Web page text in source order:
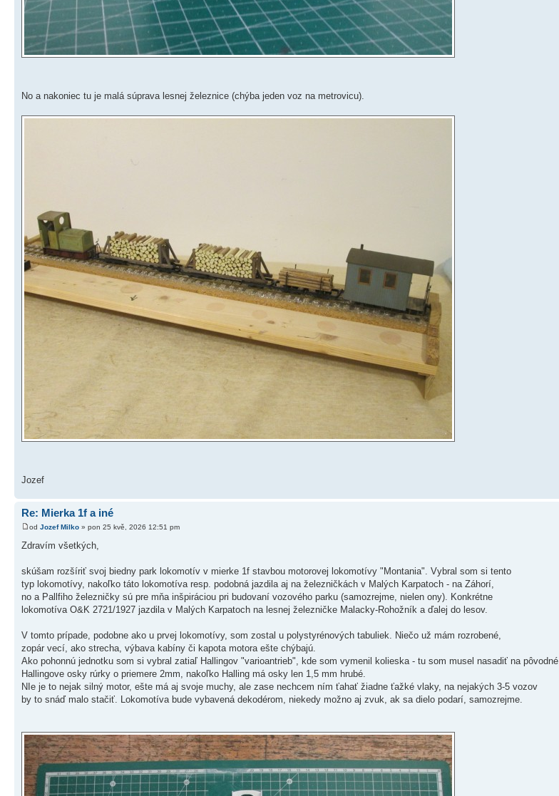
No a nakoniec tu je malá súprava lesnej železnice (chýba jeden voz na metrovicu).
Jozef
Re: Mierka 1f a iné
od Jozef Milko » pon 25 kvě, 2026 12:51 pm
Zdravím všetkých,
skúšam rozšíriť svoj biedny park lokomotív v mierke 1f stavbou motorovej lokomotívy "Montania". Vybral som si tento
typ lokomotívy, nakoľko táto lokomotíva resp. podobná jazdila aj na železničkách v Malých Karpatoch - na Záhorí,
no a Pallfiho železničky sú pre mňa inšpiráciou pri budovaní vozového parku (samozrejme, nielen ony). Konkrétne
lokomotíva O&K 2721/1927 jazdila v Malých Karpatoch na lesnej železničke Malacky-Rohožník a ďalej do lesov.
V tomto prípade, podobne ako u prvej lokomotívy, som zostal u polystyrénových tabuliek. Niečo už mám rozrobené,
zopár vecí, ako strecha, výbava kabíny či kapota motora ešte chýbajú.
Ako pohonnú jednotku som si vybral zatiaľ Hallingov "varioantrieb", kde som vymenil kolieska - tu som musel nasadiť na pôvodné
Hallingove osky rúrky o priemere 2mm, nakoľko Halling má osky len 1,5 mm hrubé.
NIe je to nejak silný motor, ešte má aj svoje muchy, ale zase nechcem ním ťahať žiadne ťažké vlaky, na nejakých 3-5 vozov
by to snáď malo stačiť. Lokomotíva bude vybavená dekodérom, niekedy možno aj zvuk, ak sa dielo podarí, samozrejme.